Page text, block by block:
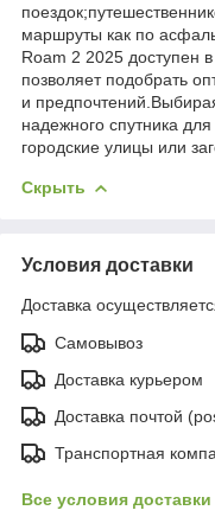
маршруты как по
Roam 2 2025 доступен
позволяет подобрать
и
надежного спутника
городские улицы или
Скрыть
Условия доставки
Доставка
Самовывоз
Доставка курьером
Доставка почтой
Транспортная
Все условия доставки